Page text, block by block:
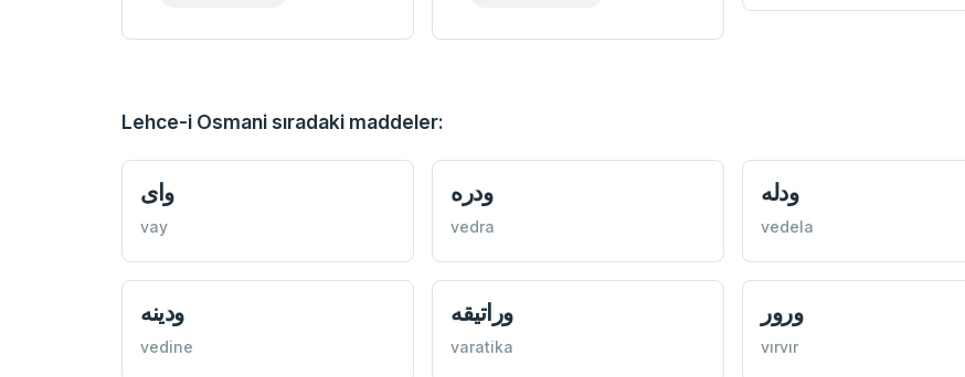
Lehce-i Osmani sıradaki maddeler:
وای
vay
ودره
vedra
ودله
vedela
ودينه
vedine
وراتيقه
varatika
ورور
vırvır